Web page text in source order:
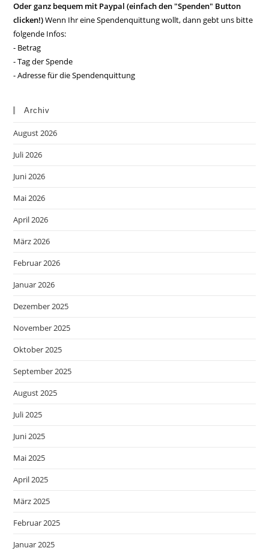
Oder ganz bequem mit Paypal (einfach den "Spenden" Button
clicken!)Wenn Ihr eine Spendenquittung wollt, dann gebt uns bitte
folgende Infos:
- Betrag
- Tag der Spende
- Adresse für die Spendenquittung
Archiv
August 2026
Juli 2026
Juni 2026
Mai 2026
April 2026
März 2026
Februar 2026
Januar 2026
Dezember 2025
November 2025
Oktober 2025
September 2025
August 2025
Juli 2025
Juni 2025
Mai 2025
April 2025
März 2025
Februar 2025
Januar 2025